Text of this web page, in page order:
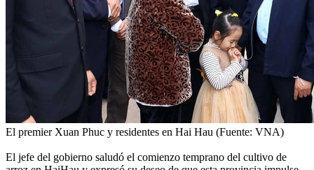
El premier Xuan Phuc y residentes en Hai Hau (Fuente: VNA)
El jefe del gobierno saludó el comienzo temprano del cultivo de